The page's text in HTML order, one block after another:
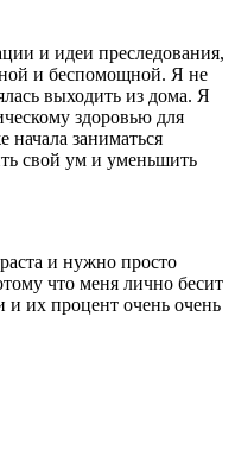
и идеи преследования,
и беспомощной. Я не
выходить из дома. Я
здоровью для
начала заниматься
свой ум и уменьшить
и нужно просто
что меня лично бесит
их процент очень очень